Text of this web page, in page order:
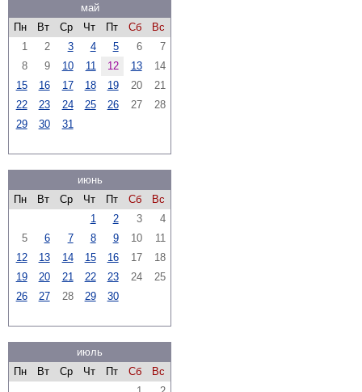
май
Пн
Вт Ср Чт Пт Сб
Вс
1
2 3 4 5 6
7
8
9 10 11 12 13
14
15
16 17 18 19 20
21
22
23 24 25 26 27
28
29
30 31
июнь
Пн
Вт Ср Чт Пт Сб
Вс
1
2 3
4
5
6 7 8 9 10
11
12
13 14 15 16 17
18
19
20 21 22 23 24
25
26
27 28 29 30
июль
Пн
Вт Ср Чт Пт Сб
Вс